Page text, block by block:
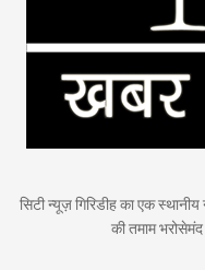
सिटी न्यूज़ गिरिडीह का एक
की तमाम भरोसेमंद